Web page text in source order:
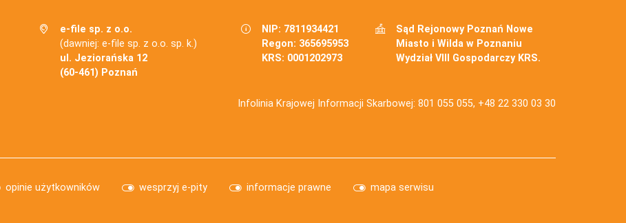
e-file sp. z o.o.
(dawniej: e-file sp. z o.o. sp. k.)
ul. Jeziorańska 12
(60-461) Poznań
NIP: 7811934421
Regon: 365695953
KRS: 0001202973
Sąd Rejonowy Poznań Nowe
Miasto i Wilda w Poznaniu
Wydział VIII Gospodarczy KRS.
Infolinia Krajowej Informacji Skarbowej: 801 055 055, +48 22 330 03 30
opinie użytkowników wesprzyj e-pity informacje prawne mapa serwisu